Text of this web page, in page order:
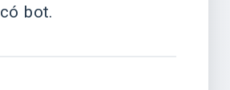
bot.